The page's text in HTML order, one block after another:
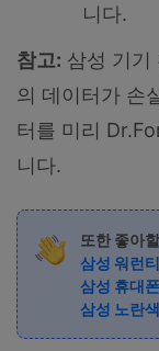
니다.
참고: 삼성 기기
의 데이터가 손
터를 미리
니다.
또한 좋아
삼성 워런
삼성 휴대
삼성 노란